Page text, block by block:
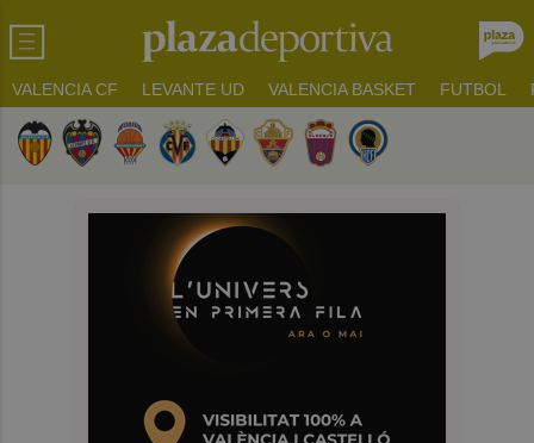
VALENCIA CF LEVANTE UD VALENCIA BASKET FUTBOL